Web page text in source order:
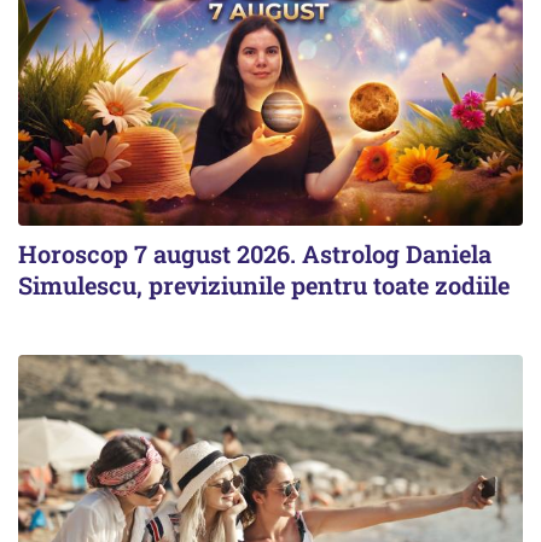
Horoscop 7 august 2026. Astrolog Daniela
Simulescu, previziunile pentru toate zodiile